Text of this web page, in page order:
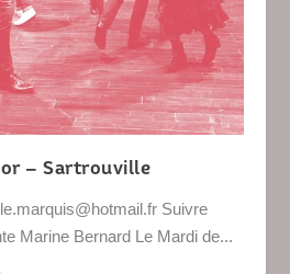
– Sartrouville
Suivre
Marine Bernard Le Mardi de...